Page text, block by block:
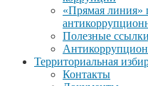
«Прямая линия»
Полезные ссылки
Территориальная
Контакты